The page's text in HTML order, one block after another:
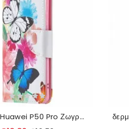
Κάλυμμα Huawei P50 Pro Ζωγραφισμένες Πεταλούδες Και Λουλούδια